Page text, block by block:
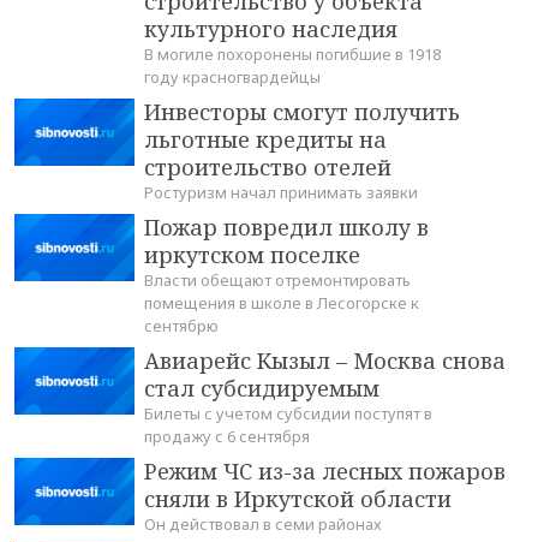
культурного наследия
В могиле похоронены погибшие в 1918
году красногвардейцы
Инвесторы смогут получить
льготные кредиты на
строительство отелей
Ростуризм начал принимать заявки
Пожар повредил школу в
иркутском поселке
Власти обещают отремонтировать
помещения в школе в Лесогорске к
сентябрю
Авиарейс Кызыл – Москва снова
стал субсидируемым
Билеты с учетом субсидии поступят в
продажу с 6 сентября
Режим ЧС из-за лесных пожаров
сняли в Иркутской области
Он действовал в семи районах